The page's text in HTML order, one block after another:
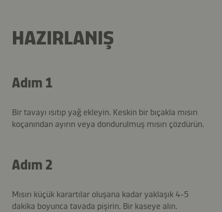
HAZIRLANIŞ
Adım 1
Bir tavayı ısıtıp yağ ekleyin. Keskin bir bıçakla mısırı
koçanından ayırın veya dondurulmuş mısırı çözdürün.
Adım 2
Mısırı küçük karartılar oluşana kadar yaklaşık 4-5
dakika boyunca tavada pişirin. Bir kaseye alın.